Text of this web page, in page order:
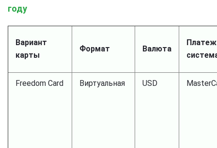
году
Вариант
карты
Формат Валюта
Freedom Card Виртуальная USD